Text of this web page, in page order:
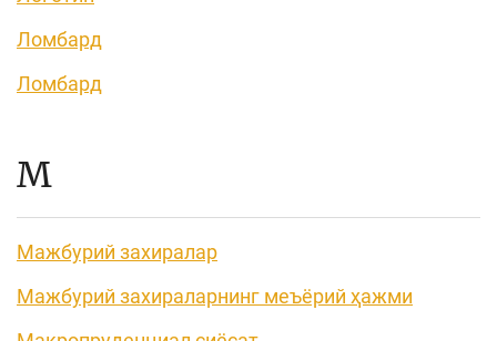
Ломбард
Ломбард
М
Мажбурий захиралар
Мажбурий захираларнинг меъёрий ҳажми